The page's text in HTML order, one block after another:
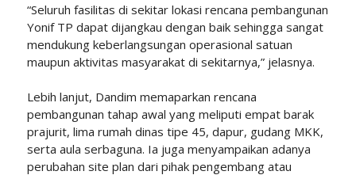
“Seluruh fasilitas di sekitar lokasi rencana pembangunan
Yonif TP dapat dijangkau dengan baik sehingga sangat
mendukung keberlangsungan operasional satuan
maupun aktivitas masyarakat di sekitarnya,” jelasnya.
Lebih lanjut, Dandim memaparkan rencana
pembangunan tahap awal yang meliputi empat barak
prajurit, lima rumah dinas tipe 45, dapur, gudang MKK,
serta aula serbaguna. Ia juga menyampaikan adanya
perubahan site plan dari pihak pengembang atau